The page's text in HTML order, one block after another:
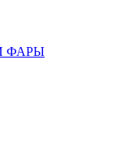
ФАРЫ